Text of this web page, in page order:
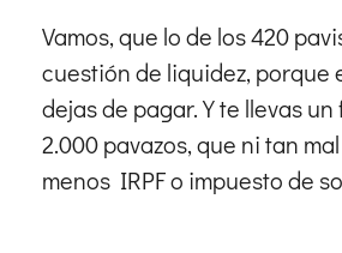
Vamos, que lo de los 420
cuestión de liquidez, porque
dejas de pagar. Y te llevas
2.000 pavazos, que ni tan
menos IRPF o impuesto de